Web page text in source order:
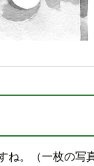
ね。（一枚の写